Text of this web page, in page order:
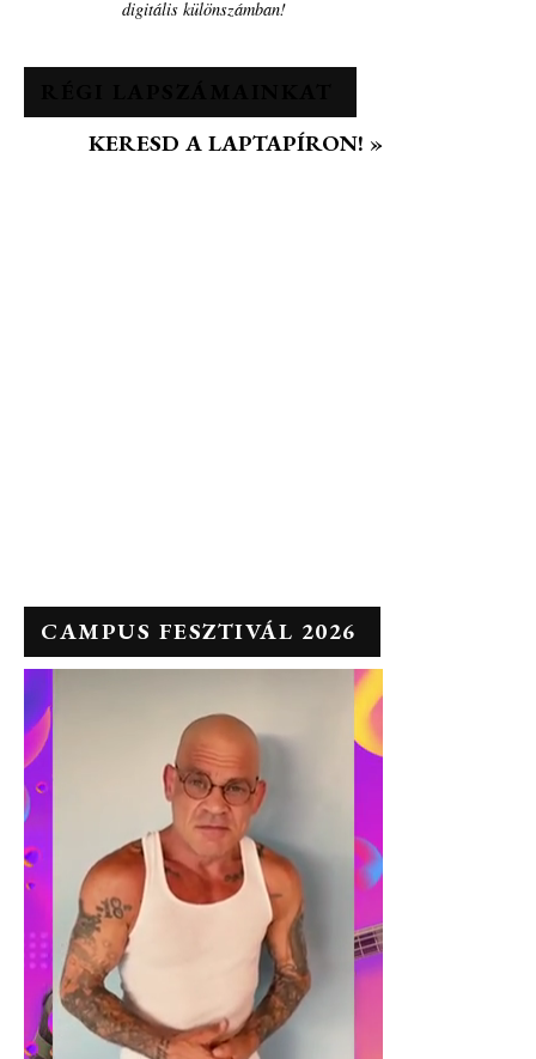
digitális különszámban!
KERESD A LAPTAPÍRON! »
CAMPUS FESZTIVÁL 2026